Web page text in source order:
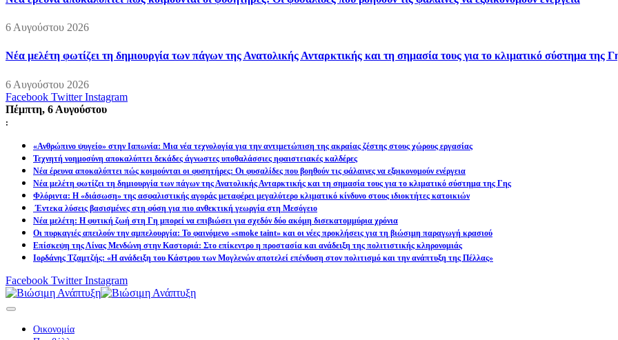
6 Αυγούστου 2026
Νέα μελέτη φωτίζει τη δημιουργία των πάγων της Ανατολικής Ανταρκτικής και τη σημασία τους για το κλιματικό σύστημα της
6 Αυγούστου 2026
Facebook Twitter Instagram
Πέμπτη, 6 Αυγούστου
:
«Ανθρώπινο ψυγείο» στην Ιαπωνία: Μια νέα τεχνολογία για την αντιμετώπιση της ακραίας ζέστης στους χώρους εργασίας
Τεχνητή νοημοσύνη αποκαλύπτει δεκάδες άγνωστες υποθαλάσσιες ηφαιστειακές καλδέρες
Νέα έρευνα αποκαλύπτει πώς κοιμούνται οι φυσητήρες: Οι φυσαλίδες που βοηθούν τις φάλαινες να εξοικονομούν ενέργεια
Νέα μελέτη φωτίζει τη δημιουργία των πάγων της Ανατολικής Ανταρκτικής και τη σημασία τους για το κλιματικό σύστημα της Γης
Φλόριντα: Η «διάσωση» της ασφαλιστικής αγοράς μεταφέρει μεγαλύτερο κλιματικό κίνδυνο στους ιδιοκτήτες κατοικιών
Έντεκα λύσεις βασισμένες στη φύση για πιο ανθεκτική γεωργία στη Μεσόγειο
Νέα μελέτη: Η φυτική ζωή στη Γη μπορεί να επιβιώσει για σχεδόν δύο ακόμη δισεκατομμύρια χρόνια
Οι πυρκαγιές απειλούν την αμπελουργία: Το φαινόμενο «smoke taint» και οι νέες προκλήσεις για τη βιώσιμη παραγωγή κρασιού
Επίσκεψη της Λίνας Μενδώνη στην Καστοριά: Στο επίκεντρο η προστασία και ανάδειξη της πολιτιστικής κληρονομιάς
Ιορδάνης Τζαμτζής: «Η ανάδειξη του Κάστρου των Μογλενών αποτελεί επένδυση στον πολιτισμό και την ανάπτυξη της Πέλλας»
Facebook Twitter Instagram
Οικονομία